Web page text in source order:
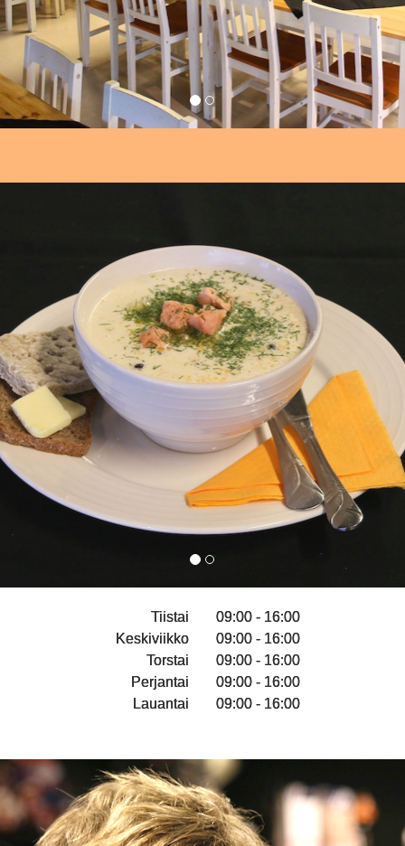
Tiistai
09:00 - 16:00
Keskiviikko
09:00 - 16:00
Torstai
09:00 - 16:00
Perjantai
09:00 - 16:00
Lauantai
09:00 - 16:00